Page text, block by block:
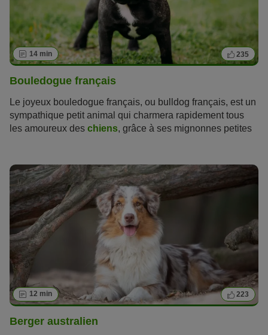
14 min 235
Bouledogue français
Le joyeux bouledogue français, ou bulldog français, est un
sympathique petit animal qui charmera rapidement tous
les amoureux des chiens, grâce à ses mignonnes petites
12 min 223
Berger australien